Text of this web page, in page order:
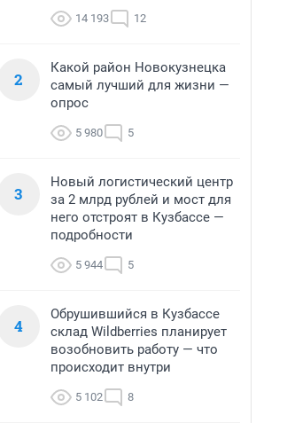
14 193 12
2
Какой район Новокузнецка
самый лучший для жизни —
опрос
5 980 5
3
Новый логистический центр
за 2 млрд рублей и мост для
него отстроят в Кузбассе —
подробности
5 944 5
4
Обрушившийся в Кузбассе
склад Wildberries планирует
возобновить работу — что
происходит внутри
5 102 8